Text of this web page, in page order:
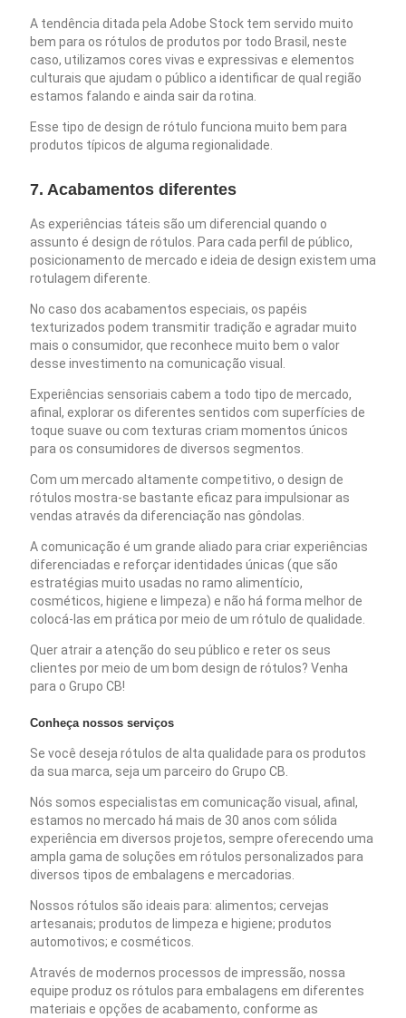
A tendência ditada pela Adobe Stock tem servido muito
bem para os rótulos de produtos por todo Brasil, neste
caso, utilizamos cores vivas e expressivas e elementos
culturais que ajudam o público a identificar de qual região
estamos falando e ainda sair da rotina.
Esse tipo de design de rótulo funciona muito bem para
produtos típicos de alguma regionalidade.
7. Acabamentos diferentes
As experiências táteis são um diferencial quando o
assunto é design de rótulos. Para cada perfil de público,
posicionamento de mercado e ideia de design existem uma
rotulagem diferente.
No caso dos acabamentos especiais, os papéis
texturizados podem transmitir tradição e agradar muito
mais o consumidor, que reconhece muito bem o valor
desse investimento na comunicação visual.
Experiências sensoriais cabem a todo tipo de mercado,
afinal, explorar os diferentes sentidos com superfícies de
toque suave ou com texturas criam momentos únicos
para os consumidores de diversos segmentos.
Com um mercado altamente competitivo, o design de
rótulos mostra-se bastante eficaz para impulsionar as
vendas através da diferenciação nas gôndolas.
A comunicação é um grande aliado para criar experiências
diferenciadas e reforçar identidades únicas (que são
estratégias muito usadas no ramo alimentício,
cosméticos, higiene e limpeza) e não há forma melhor de
colocá-las em prática por meio de um rótulo de qualidade.
Quer atrair a atenção do seu público e reter os seus
clientes por meio de um bom design de rótulos? Venha
para o Grupo CB!
Conheça nossos serviços
Se você deseja rótulos de alta qualidade para os produtos
da sua marca, seja um parceiro do Grupo CB.
Nós somos especialistas em comunicação visual, afinal,
estamos no mercado há mais de 30 anos com sólida
experiência em diversos projetos, sempre oferecendo uma
ampla gama de soluções em rótulos personalizados para
diversos tipos de embalagens e mercadorias.
Nossos rótulos são ideais para: alimentos; cervejas
artesanais; produtos de limpeza e higiene; produtos
automotivos; e cosméticos.
Através de modernos processos de impressão, nossa
equipe produz os rótulos para embalagens em diferentes
materiais e opções de acabamento, conforme as